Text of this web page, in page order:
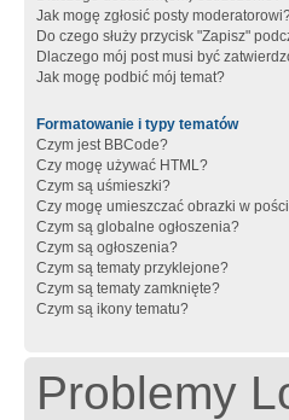
Jak mogę zgłosić posty
Do czego służy przycisk "Zapisz"
Dlaczego mój post musi być
Jak mogę podbić mój temat?
Formatowanie i typy tematów
Czym jest BBCode?
Czy mogę używać HTML?
Czym są uśmieszki?
Czy mogę umieszczać obrazki w
Czym są globalne ogłoszenia?
Czym są ogłoszenia?
Czym są tematy przyklejone?
Czym są tematy zamknięte?
Czym są ikony tematu?
Problemy